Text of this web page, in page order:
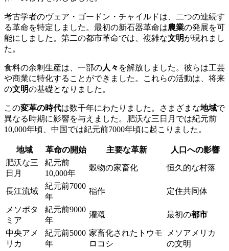
考古学者のヴェア・ゴードン・チャイルドは、二つの連続す
る革命を特定しました。最初の新石器革命は農業の発展を可
能にしました。第二の都市革命では、複雑な文明が現れまし
た。
食料の余剰生産は、一部の人々 を解放しました。彼らは工芸
や商業に特化することができました。これらの活動は、将来
の文明の基礎となりました。
この変革の時代は数千年にわたりました。さまざまな地域で
異なる時期に影響を与えました。肥沃な三日月では紀元前
10,000年頃、中国では紀元前7000年頃に起こりました。
地域 革命の開始 主要な革新
人口への影響
肥沃な三
日月
紀元前
10,000年
穀物の家畜化 恒久的な村落
長江流域
紀元前7000
年
稲作 定住共同体
メソポタ
ミア
紀元前9000
年
灌漑 最初の都市
中央アメ
リカ
紀元前5000
年
家畜化されたトウモ
ロコシ
メソアメリカ
の文明